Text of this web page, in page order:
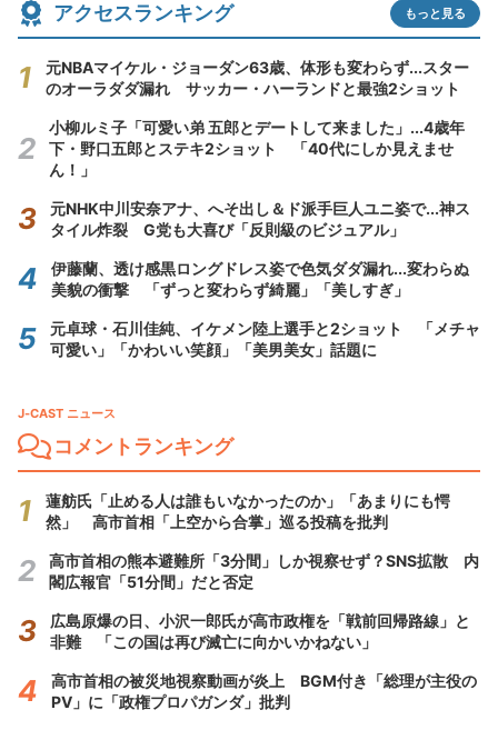
アクセスランキング もっと見る
元NBAマイケル・ジョーダン63歳、体形も変わらず...スター
のオーラダダ漏れ サッカー・ハーランドと最強2ショット
小柳ルミ子「可愛い弟 五郎とデートして来ました」...4歳年
下・野口五郎とステキ2ショット 「40代にしか見えませ
ん！」
元NHK中川安奈アナ、へそ出し＆ド派手巨人ユニ姿で...神ス
タイル炸裂 G党も大喜び「反則級のビジュアル」
伊藤蘭、透け感黒ロングドレス姿で色気ダダ漏れ...変わらぬ
美貌の衝撃 「ずっと変わらず綺麗」「美しすぎ」
元卓球・石川佳純、イケメン陸上選手と2ショット 「メチャ
可愛い」「かわいい笑顔」「美男美女」話題に
J-CAST ニュース
コメントランキング
蓮舫氏「止める人は誰もいなかったのか」「あまりにも愕
然」 高市首相「上空から合掌」巡る投稿を批判
高市首相の熊本避難所「3分間」しか視察せず？SNS拡散 内
閣広報官「51分間」だと否定
広島原爆の日、小沢一郎氏が高市政権を「戦前回帰路線」と
非難 「この国は再び滅亡に向かいかねない」
高市首相の被災地視察動画が炎上 BGM付き「総理が主役の
PV」に「政権プロパガンダ」批判